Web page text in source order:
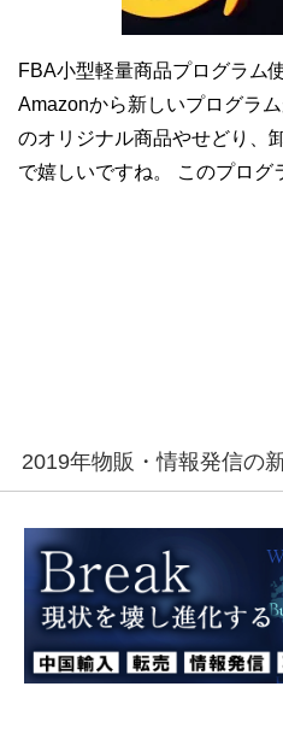
FBA小型軽量商品プログラム
Amazonから新しいプログラ
のオリジナル商品やせどり、
で嬉しいですね。 このプログ
2019年物販・情報発信の